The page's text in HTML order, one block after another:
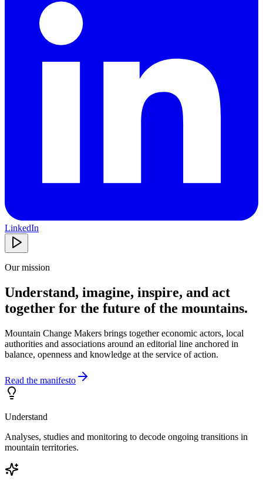
LinkedIn
Our mission
Understand, imagine, inspire, and act
together for the future of the mountains.
Mountain Change Makers brings together economic actors, local
authorities and associations around an editorial line anchored in
balance, openness and knowledge at the service of action.
Read the manifesto
Understand
Analyses, studies and monitoring to decode ongoing transitions in
mountain territories.